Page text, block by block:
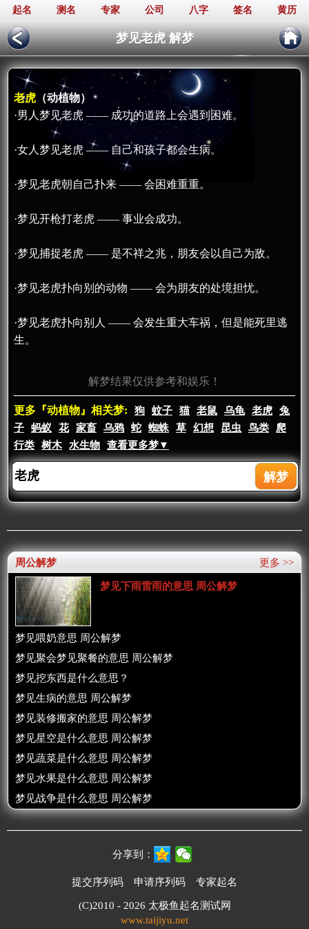
起名 测名 专家 公司 八字 签名 黄历
梦见老虎 解梦
老虎 （动植物）
·男人梦见老虎 —— 成功的道路上会遇到困难。
·女人梦见老虎 —— 自己和孩子都会生病。
·梦见老虎朝自己扑来 —— 会困难重重。
·梦见开枪打老虎 —— 事业会成功。
·梦见捕捉老虎 —— 是不祥之兆，朋友会以自己为敌。
·梦见老虎扑向别的动物 —— 会为朋友的处境担忧。
·梦见老虎扑向别人 —— 会发生重大车祸，但是能死里逃
生。
解梦结果仅供参考和娱乐！
更多『动植物』相关梦: 狗 蚊子 猫 老鼠 乌龟 老虎
兔
子
蚂蚁 花 家畜 乌鸦 蛇 蜘蛛 草 幻想 昆虫 鸟类
爬
行类
树木 水生物 查看更多梦▼
更多 >>
周公解梦
梦见下雨雷雨的意思 周公解梦
梦见喂奶意思 周公解梦
梦见聚会梦见聚餐的意思 周公解梦
梦见挖东西是什么意思？
梦见生病的意思 周公解梦
梦见装修搬家的意思 周公解梦
梦见星空是什么意思 周公解梦
梦见蔬菜是什么意思 周公解梦
梦见水果是什么意思 周公解梦
梦见战争是什么意思 周公解梦
分享到：
提交序列码 申请序列码 专家起名
(C)2010 - 2026 太极鱼起名测试网
www.taijiyu.net